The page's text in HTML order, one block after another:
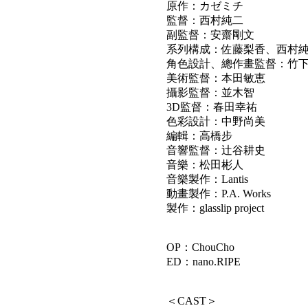
原作：カゼミチ
監督：西村純二
副監督：安齋剛文
系列構成：佐藤梨香、西村
角色設計、總作畫監督：竹
美術監督：本田敏恵
攝影監督：並木智
3D監督：春田幸祐
色彩設計：中野尚美
編輯：高橋步
音響監督：辻谷耕史
音樂：松田彬人
音樂製作：Lantis
動畫製作：P.A. Works
製作：glasslip project
OP：ChouCho
ED：nano.RIPE
＜CAST＞